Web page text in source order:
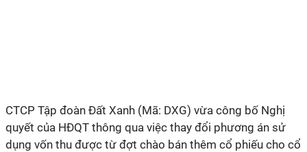
CTCP Tập đoàn Đất Xanh (Mã: DXG) vừa công bố Nghị
quyết của HĐQT thông qua việc thay đổi phương án sử
dụng vốn thu được từ đợt chào bán thêm cổ phiếu cho cổ